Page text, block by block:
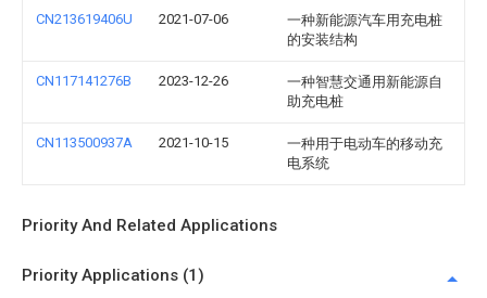
CN213619406U 2021-07-06
一种新能源汽车用充电桩
的安装结构
CN117141276B 2023-12-26
一种智慧交通用新能源自
助充电桩
CN113500937A 2021-10-15
一种用于电动车的移动充
电系统
Priority And Related Applications
Priority Applications (1)